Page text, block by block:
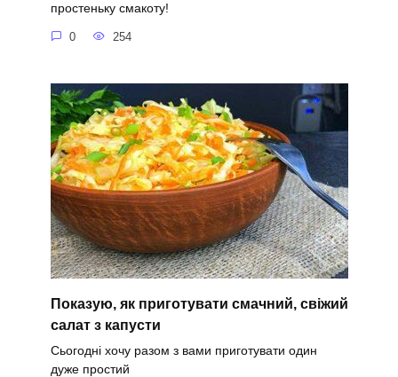
простеньку смакоту!
0 254
Показую, як приготувати смачний, свіжий
салат з капусти
Сьогодні хочу разом з вами приготувати один
дуже простий